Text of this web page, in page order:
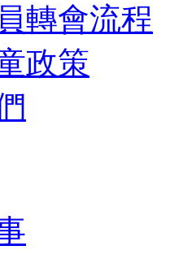
轉會流程
政策